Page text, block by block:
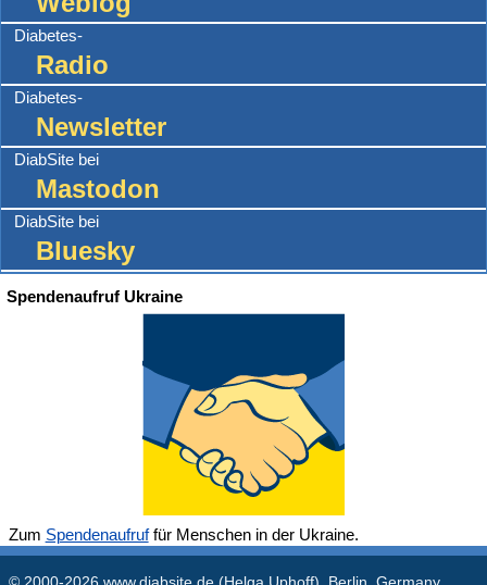
Diabetes-
Radio
Diabetes-
Newsletter
DiabSite bei
Mastodon
DiabSite bei
Bluesky
Spendenaufruf Ukraine
Zum Spendenaufruffür Menschen in der Ukraine.